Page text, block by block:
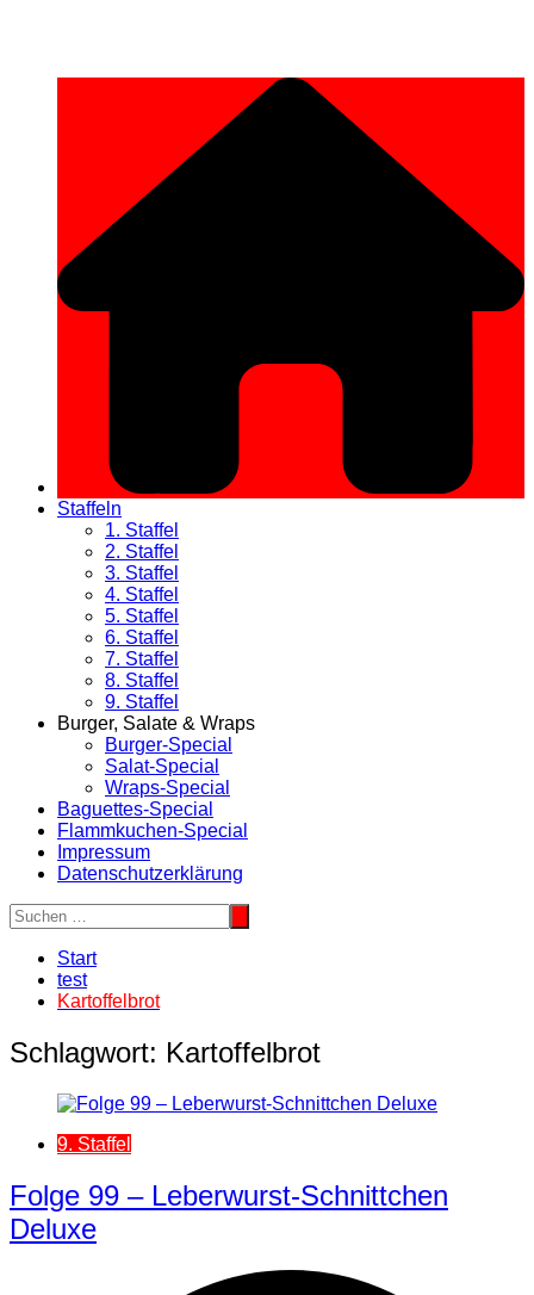
Staffeln
1. Staffel
2. Staffel
3. Staffel
4. Staffel
5. Staffel
6. Staffel
7. Staffel
8. Staffel
9. Staffel
Burger, Salate & Wraps
Burger-Special
Salat-Special
Wraps-Special
Baguettes-Special
Flammkuchen-Special
Impressum
Datenschutzerklärung
Start
test
Kartoffelbrot
Schlagwort: Kartoffelbrot
9. Staffel
Folge 99 – Leberwurst-Schnittchen
Deluxe